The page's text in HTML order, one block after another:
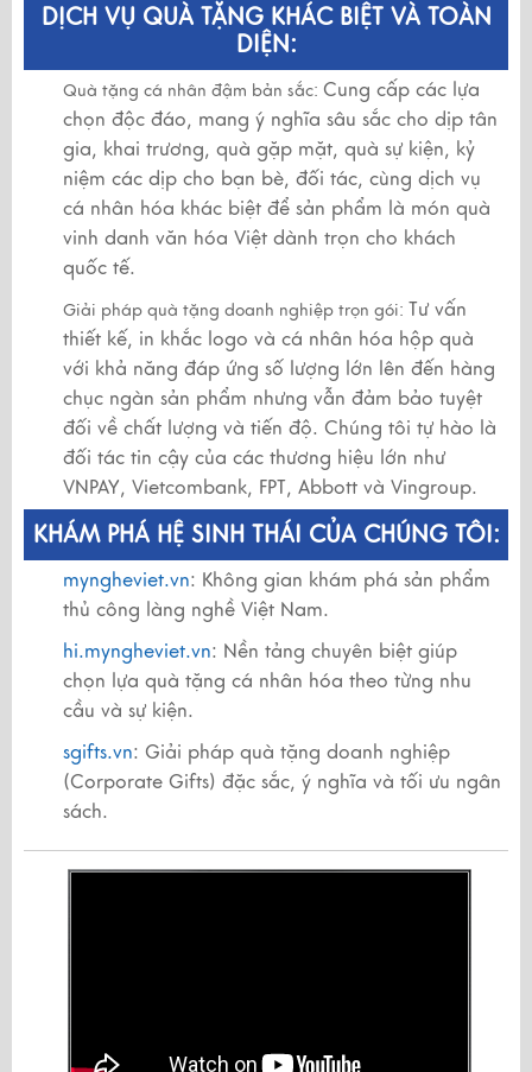
DỊCH VỤ QUÀ TẶNG KHÁC BIỆT VÀ TOÀN
DIỆN:
Quà tặng cá nhân đậm bản sắc: Cung cấp các lựa
chọn độc đáo, mang ý nghĩa sâu sắc cho dịp tân
gia, khai trương, quà gặp mặt, quà sự kiện, kỷ
niệm các dịp cho bạn bè, đối tác, cùng dịch vụ
cá nhân hóa khác biệt để sản phẩm là món quà
vinh danh văn hóa Việt dành trọn cho khách
quốc tế.
Giải pháp quà tặng doanh nghiệp trọn gói: Tư vấn
thiết kế, in khắc logo và cá nhân hóa hộp quà
với khả năng đáp ứng số lượng lớn lên đến hàng
chục ngàn sản phẩm nhưng vẫn đảm bảo tuyệt
đối về chất lượng và tiến độ. Chúng tôi tự hào là
đối tác tin cậy của các thương hiệu lớn như
VNPAY, Vietcombank, FPT, Abbott và Vingroup.
KHÁM PHÁ HỆ SINH THÁI CỦA CHÚNG TÔI:
myngheviet.vn: Không gian khám phá sản phẩm
thủ công làng nghề Việt Nam.
hi.myngheviet.vn: Nền tảng chuyên biệt giúp
chọn lựa quà tặng cá nhân hóa theo từng nhu
cầu và sự kiện.
sgifts.vn: Giải pháp quà tặng doanh nghiệp
(Corporate Gifts) đặc sắc, ý nghĩa và tối ưu ngân
sách.